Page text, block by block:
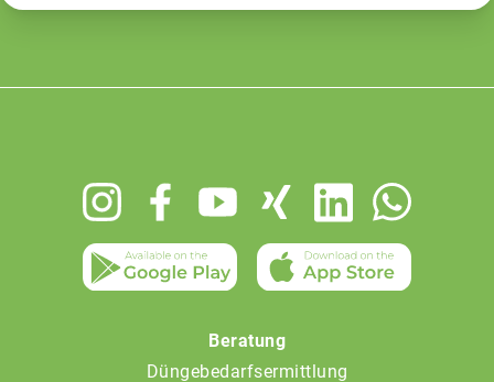
Beratung
Düngebedarfsermittlung